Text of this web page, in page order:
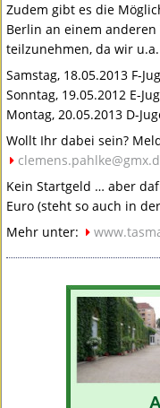
Zudem gibt es die
Berlin an einem
teilzunehmen, da wir
Samstag, 18.05.2013 F-
Sonntag, 19.05.2012 E-
Montag, 20.05.2013 D-
Wollt Ihr dabei sein?
Kein Startgeld … aber
Euro (steht so auch in
Mehr unter: